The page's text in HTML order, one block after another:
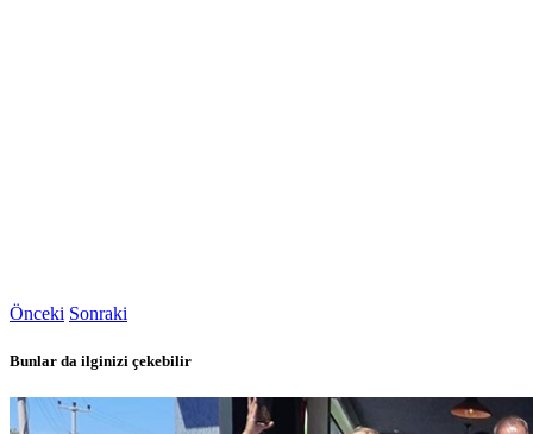
Önceki Sonraki
Bunlar da ilginizi çekebilir